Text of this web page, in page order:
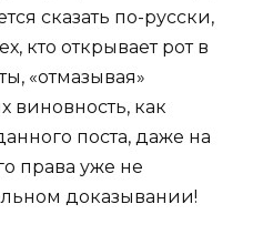
сказать по-русски,
кто открывает рот в
«отмазывая»
виновность, как
поста, даже на
права уже не
доказывании!